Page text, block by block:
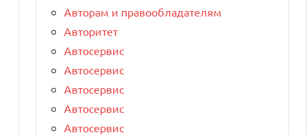
Авторам и правообладателям
Авторитет
Автосервис
Автосервис
Автосервис
Автосервис
Автосервис